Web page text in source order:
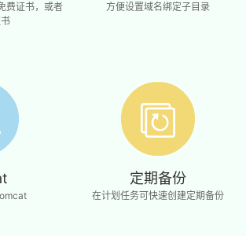
费证书，或者
方便设置域名绑定子目录
定期备份
在计划任务可快速创建定期备份